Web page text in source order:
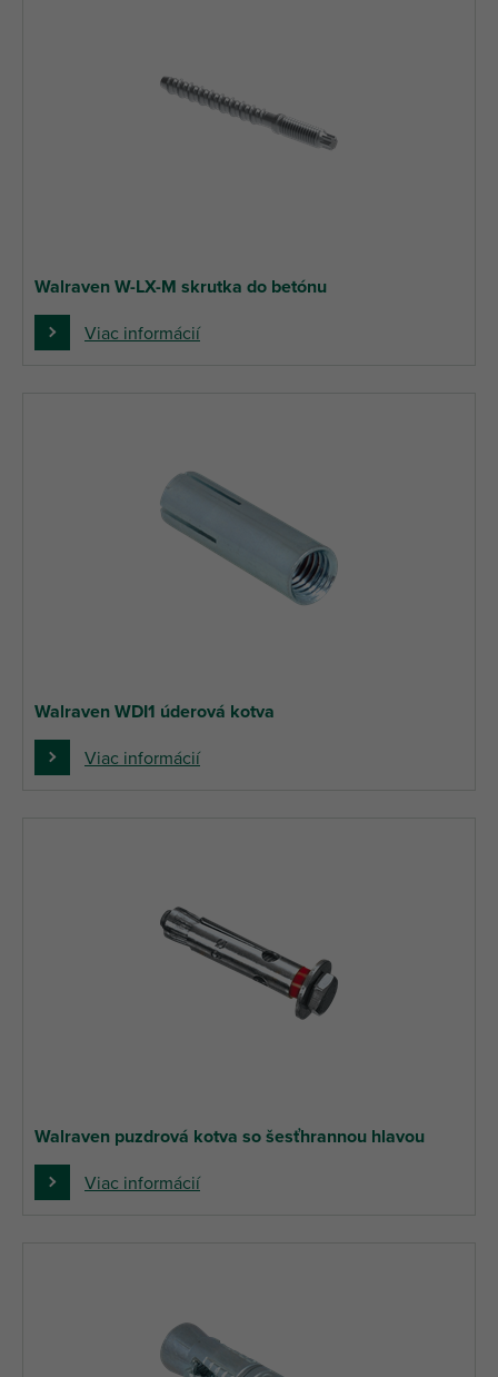
Walraven W-LX-M skrutka do betónu
Viac informácií
Walraven WDI1 úderová kotva
Viac informácií
Walraven puzdrová kotva so šesťhrannou hlavou
Viac informácií